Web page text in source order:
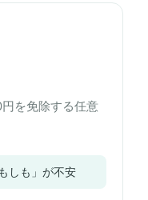
を免除する任意
しも」が不安